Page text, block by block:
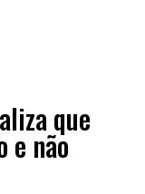
que
e não